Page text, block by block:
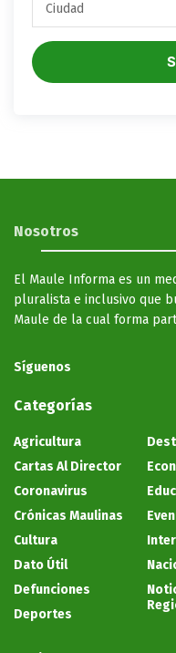
Nosotros
El Maule Informa es un
pluralista e inclusivo que
Maule de la cual forma
Síguenos
Categorías
Agricultura
Cartas Al Director
Coronavirus
Crónicas Maulinas
Cultura
Dato Útil
Defunciones
Deportes